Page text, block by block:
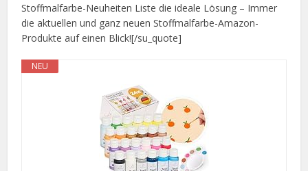
Stoffmalfarbe-Neuheiten Liste die ideale Lösung – Immer
die aktuellen und ganz neuen Stoffmalfarbe-Amazon-
Produkte auf einen Blick![/su_quote]
NEU